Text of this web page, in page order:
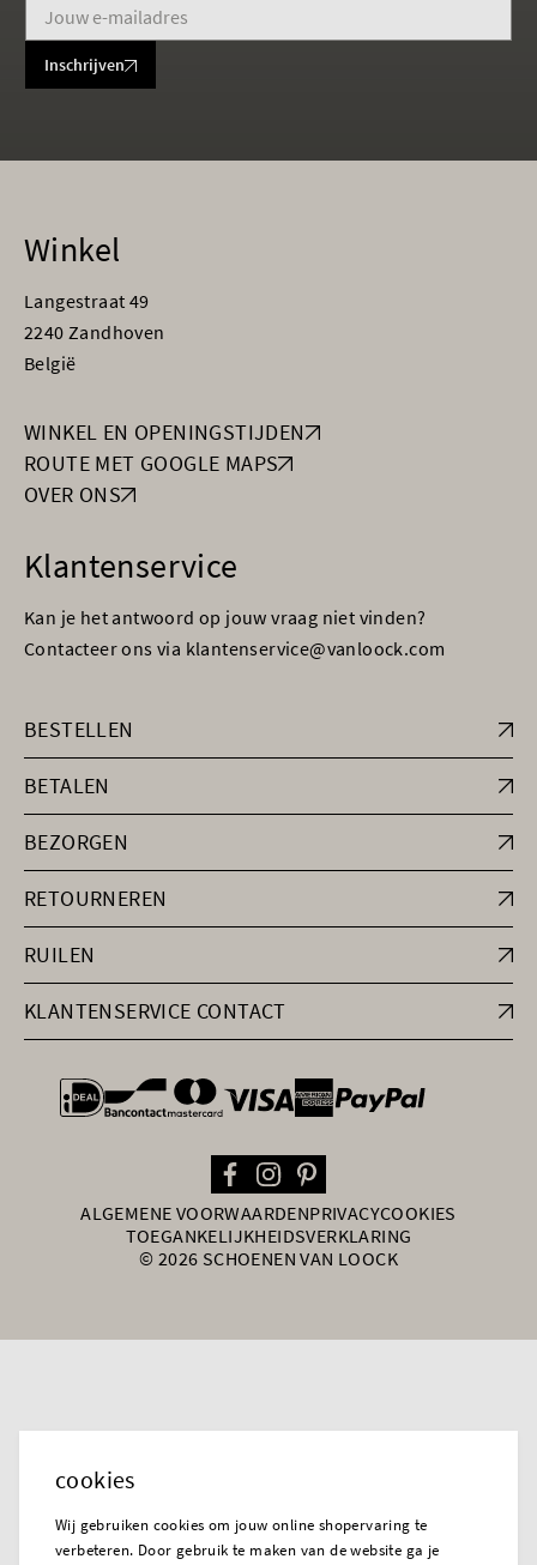
Inschrijven
Winkel
Langestraat 49
2240 Zandhoven
België
WINKEL EN OPENINGSTIJDEN
ROUTE MET GOOGLE MAPS
OVER ONS
Klantenservice
Kan je het antwoord op jouw vraag niet vinden?
Contacteer ons via klantenservice@vanloock.com
BESTELLEN
BETALEN
BEZORGEN
RETOURNEREN
RUILEN
KLANTENSERVICE CONTACT
general.paymentOptions
ALGEMENE VOORWAARDENPRIVACYCOOKIES
TOEGANKELIJKHEIDSVERKLARING
© 2026 SCHOENEN VAN LOOCK
cookies
Wij gebruiken cookies om jouw online shopervaring te
verbeteren. Door gebruik te maken van de website ga je